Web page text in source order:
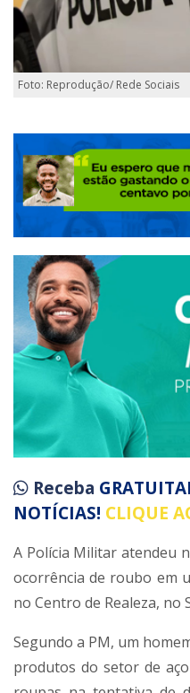
Foto: Reprodução/ Rede Sociais
Receba
NOTÍCIAS! CLIQUE
A Polícia Militar atendeu
ocorrência de roubo em
no Centro de Realeza, no
Segundo a PM, um
produtos do setor de